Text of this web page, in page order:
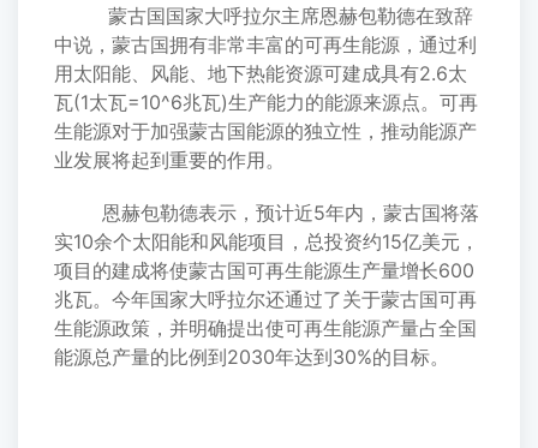
蒙古国国家大呼拉尔主席恩赫包勒德在致辞
中说，蒙古国拥有非常丰富的可再生能源，通过利
用太阳能、风能、地下热能资源可建成具有2.6太
瓦(1太瓦=10^6兆瓦)生产能力的能源来源点。可再
生能源对于加强蒙古国能源的独立性，推动能源产
业发展将起到重要的作用。
恩赫包勒德表示，预计近5年内，蒙古国将落
实10余个太阳能和风能项目，总投资约15亿美元，
项目的建成将使蒙古国可再生能源生产量增长600
兆瓦。 今年国家大呼拉尔还通过了关于蒙古国可再
生能源政策，并明确提出使可再生能源产量占全国
能源总产量的比例到2030年达到30%的目标。